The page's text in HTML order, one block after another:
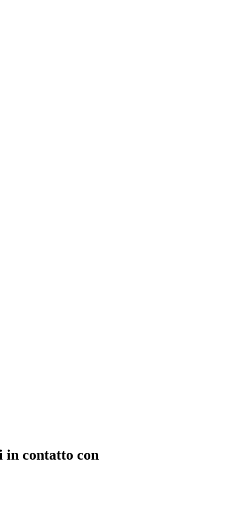
in contatto con